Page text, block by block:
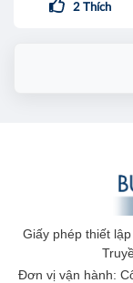
2 Thích
Giấy phép thiết
Đơn vị vận hành: